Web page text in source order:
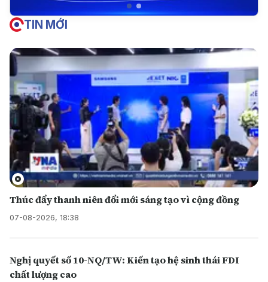
TIN MỚI
Thúc đẩy thanh niên đổi mới sáng tạo vì cộng đồng
07-08-2026, 18:38
Nghị quyết số 10-NQ/TW: Kiến tạo hệ sinh thái FDI
chất lượng cao